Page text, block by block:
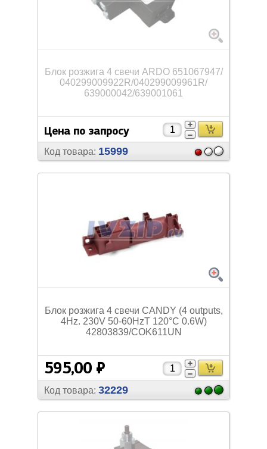
Блок розжига 4 свечи ARDO 651067947/
040299009922R/040299009961R/
639000042/639001061
Цена по запросу
Код товара: 15999
Блок розжига 4 свечи CANDY (4 outputs,
4Hz. 230V 50-60HzT 120°C 0.6W)
42803839/COK611UN
595,00 ₽
Код товара: 32229